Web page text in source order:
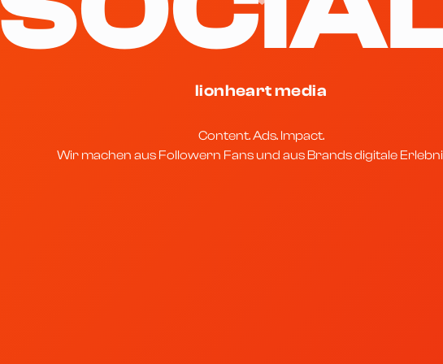
lionheart media
Content. Ads. Impact.
Wir machen aus Followern Fans und aus Brands digitale